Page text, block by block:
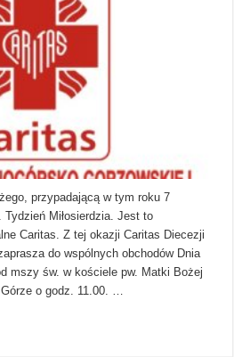
przypadającą w tym roku 7
Miłosierdzia. Jest to
Caritas. Z tej okazji Caritas Diecezji
do wspólnych obchodów Dnia
mszy św. w kościele pw. Matki Bożej
o godz. 11.00. …